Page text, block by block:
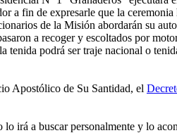
a fin de expresarle que la
de la Misión abordarán su
a recoger y escoltados por
tenida podrá ser traje nacional o
Apostólico de Su Santidad, el
irá a buscar personalmente y lo